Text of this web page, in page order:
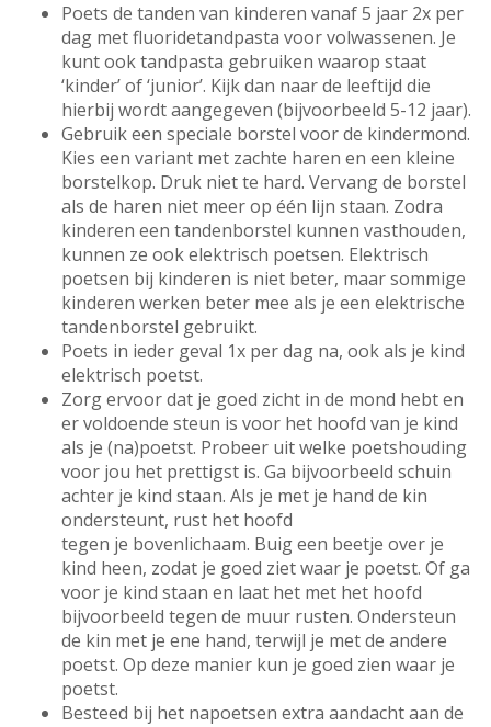
Poets de tanden van kinderen vanaf 5 jaar 2x per
dag met fluoridetandpasta voor volwassenen. Je
kunt ook tandpasta gebruiken waarop staat
‘kinder’ of ‘junior’. Kijk dan naar de leeftijd die
hierbij wordt aangegeven (bijvoorbeeld 5-12 jaar).
Gebruik een speciale borstel voor de kindermond.
Kies een variant met zachte haren en een kleine
borstelkop. Druk niet te hard. Vervang de borstel
als de haren niet meer op één lijn staan. Zodra
kinderen een tandenborstel kunnen vasthouden,
kunnen ze ook elektrisch poetsen. Elektrisch
poetsen bij kinderen is niet beter, maar sommige
kinderen werken beter mee als je een elektrische
tandenborstel gebruikt.
Poets in ieder geval 1x per dag na, ook als je kind
elektrisch poetst.
Zorg ervoor dat je goed zicht in de mond hebt en
er voldoende steun is voor het hoofd van je kind
als je (na)poetst. Probeer uit welke poetshouding
voor jou het prettigst is. Ga bijvoorbeeld schuin
achter je kind staan. Als je met je hand de kin
ondersteunt, rust het hoofd
tegen je bovenlichaam. Buig een beetje over je
kind heen, zodat je goed ziet waar je poetst. Of ga
voor je kind staan en laat het met het hoofd
bijvoorbeeld tegen de muur rusten. Ondersteun
de kin met je ene hand, terwijl je met de andere
poetst. Op deze manier kun je goed zien waar je
poetst.
Besteed bij het napoetsen extra aandacht aan de